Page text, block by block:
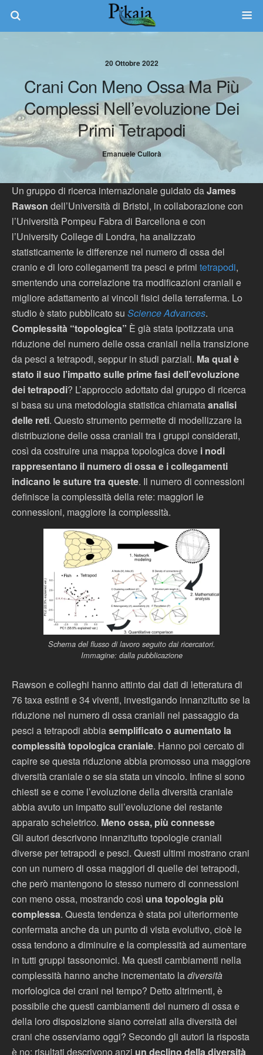
20 Ottobre 2022
Crani Con Meno Ossa Ma Più
Complessi Nell’evoluzione Dei
Primi Tetrapodi
Emanuele Cullorà
Un gruppo di ricerca internazionale guidato daJames
Rawson dell’Università di Bristol, in collaborazione con
l’Università Pompeu Fabra di Barcellona e con
l’University College di Londra, ha analizzato
statisticamente le differenze nel numero di ossa del
cranio e di loro collegamenti tra pesci e primi tetrapodi,
smentendo una correlazione tra modificazioni craniali e
migliore adattamento ai vincoli fisici della terraferma. Lo
studio è stato pubblicato su Science Advances.
Complessità “topologica” È già stata ipotizzata una
riduzione del numero delle ossa craniali nella transizione
da pesci a tetrapodi, seppur in studi parziali. Ma qual è
stato il suo l’impatto sulle prime fasi dell’evoluzione
dei tetrapodi? L’approccio adottato dal gruppo di ricerca
si basa su una metodologia statistica chiamataanalisi
delle reti. Questo strumento permette di modellizzare la
distribuzione delle ossa craniali tra i gruppi considerati,
così da costruire una mappa topologica dove i nodi
rappresentano il numero di ossa e i collegamenti
indicano le suture tra queste. Il numero di connessioni
definisce la complessità della rete: maggiori le
connessioni, maggiore la complessità.
Schema del flusso di lavoro seguito dai ricercatori.
Immagine: dalla pubblicazione
Rawson e colleghi hanno attinto dai dati di letteratura di
76 taxa estinti e 34 viventi, investigando innanzitutto se la
riduzione nel numero di ossa craniali nel passaggio da
pesci a tetrapodi abbiasemplificato o aumentato la
complessità topologica craniale. Hanno poi cercato di
capire se questa riduzione abbia promosso una maggiore
diversità craniale o se sia stata un vincolo. Infine si sono
chiesti se e come l’evoluzione della diversità craniale
abbia avuto un impatto sull’evoluzione del restante
apparato scheletrico. Meno ossa, più connesse
Gli autori descrivono innanzitutto topologie craniali
diverse per tetrapodi e pesci. Questi ultimi mostrano crani
con un numero di ossa maggiori di quelle dei tetrapodi,
che però mantengono lo stesso numero di connessioni
con meno ossa, mostrando così una topologia più
complessa. Questa tendenza è stata poi ulteriormente
confermata anche da un punto di vista evolutivo, cioè le
ossa tendono a diminuire e la complessità ad aumentare
in tutti gruppi tassonomici. Ma questi cambiamenti nella
complessità hanno anche incrementato ladiversità
morfologica dei crani nel tempo? Detto altrimenti, è
possibile che questi cambiamenti del numero di ossa e
della loro disposizione siano correlati alla diversità dei
crani che osserviamo oggi? Secondo gli autori la risposta
è no: risultati descrivono anzi un declino della diversità